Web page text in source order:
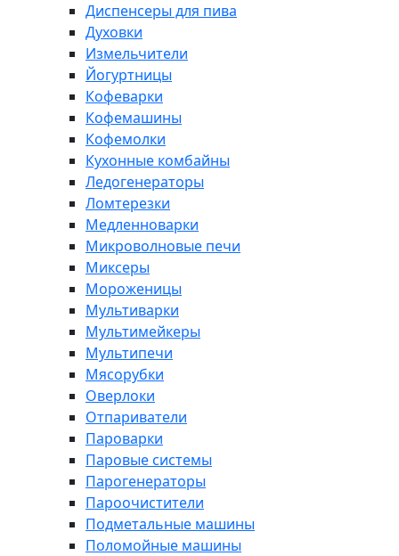
Диспенсеры для пива
Духовки
Измельчители
Йогуртницы
Кофеварки
Кофемашины
Кофемолки
Кухонные комбайны
Ледогенераторы
Ломтерезки
Медленноварки
Микроволновые печи
Миксеры
Мороженицы
Мультиварки
Мультимейкеры
Мультипечи
Мясорубки
Оверлоки
Отпариватели
Пароварки
Паровые системы
Парогенераторы
Пароочистители
Подметальные машины
Поломойные машины